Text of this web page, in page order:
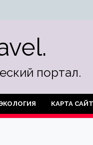
портал.
КАРТА